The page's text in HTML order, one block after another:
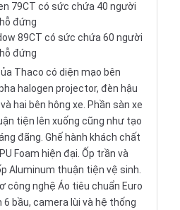
79CT có sức chứa 40 người
đứng
89CT có sức chứa 60 người
đứng
Thaco có diện mạo bên
halogen projector, đèn hậu
và hai bên hông xe. Phần sàn xe
tiện lên xuống cũng như tạo
đãng. Ghế hành khách chất
Foam hiện đại. Ốp trần và
Aluminum thuận tiện vệ sinh.
công nghệ Áo tiêu chuẩn Euro
bầu, camera lùi và hệ thống